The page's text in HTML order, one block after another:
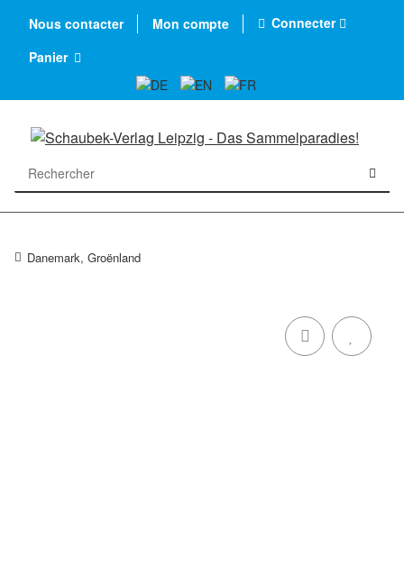
Nous contacter Mon compte
Connecter
Panier
Danemark, Groënland